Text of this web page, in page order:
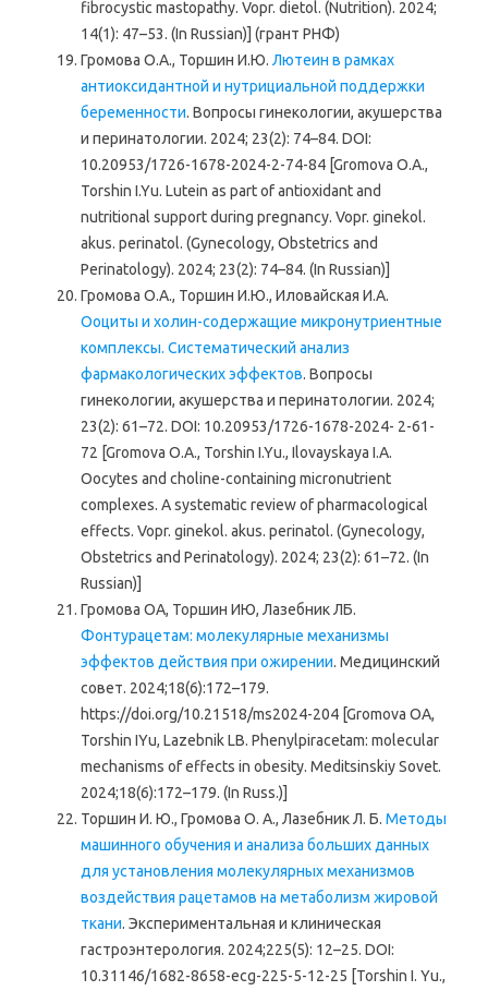
fibrocystic mastopathy. Vopr. dietol. (Nutrition). 2024;
14(1): 47–53. (In Russian)] (грант РНФ)
Громова О.А., Торшин И.Ю. Лютеин в рамках
антиоксидантной и нутрициальной поддержки
беременности. Вопросы гинекологии, акушерства
и перинатологии. 2024; 23(2): 74–84. DOI:
10.20953/1726-1678-2024-2-74-84 [Gromova O.A.,
Torshin I.Yu. Lutein as part of antioxidant and
nutritional support during pregnancy. Vopr. ginekol.
akus. perinatol. (Gynecology, Obstetrics and
Perinatology). 2024; 23(2): 74–84. (In Russian)]
Громова О.А., Торшин И.Ю., Иловайская И.А.
Ооциты и холин-содержащие микронутриентные
комплексы. Систематический анализ
фармакологических эффектов. Вопросы
гинекологии, акушерства и перинатологии. 2024;
23(2): 61–72. DOI: 10.20953/1726-1678-2024- 2-61-
72 [Gromova O.A., Torshin I.Yu., Ilovayskaya I.A.
Oocytes and choline-containing micronutrient
complexes. A systematic review of pharmacological
effects. Vopr. ginekol. akus. perinatol. (Gynecology,
Obstetrics and Perinatology). 2024; 23(2): 61–72. (In
Russian)]
Громова ОА, Торшин ИЮ, Лазебник ЛБ.
Фонтурацетам: молекулярные механизмы
эффектов действия при ожирении. Медицинский
совет. 2024;18(6):172–179.
https://doi.org/10.21518/ms2024-204 [Gromova OA,
Torshin IYu, Lazebnik LB. Phenylpiracetam: molecular
mechanisms of effects in obesity. Meditsinskiy Sovet.
2024;18(6):172–179. (In Russ.)]
Торшин И. Ю., Громова О. А., Лазебник Л. Б. Методы
машинного обучения и анализа больших данных
для установления молекулярных механизмов
воздействия рацетамов на метаболизм жировой
ткани. Экспериментальная и клиническая
гастроэнтерология. 2024;225(5): 12–25. DOI:
10.31146/1682-8658-ecg-225-5-12-25 [Torshin I. Yu.,